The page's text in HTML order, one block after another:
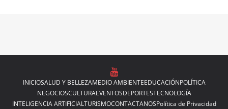
INICIOSALUD Y BELLEZAMEDIO AMBIENTEEDUCACIÓNPOLÍTICA
NEGOCIOSCULTURAEVENTOSDEPORTESTECNOLOGÍA
INTELIGENCIA ARTIFICIALTURISMOCONTACTANOSPolítica de Privacidad